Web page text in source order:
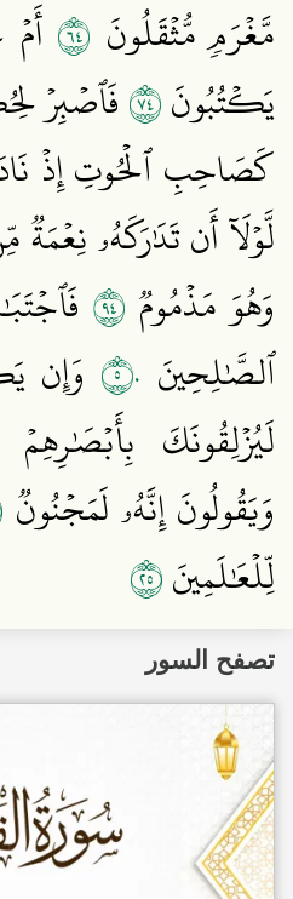
مَّغۡرَمٖ مُّثۡقَلُونَ ٤٦
يَكۡتُبُونَ٤٧فَٱصۡبِرۡ
كَصَاحِبِ ٱلۡحُوتِ إِذۡ
لَّوۡلَآ أَن تَدَٰرَكَهُۥ نِعۡمَةٞ
وَهُوَ مَذۡمُومٞ ٤٩
ٱلصَّٰلِحِينَ ٥٠ وَإِن
لَيُزۡلِقُونَكَ
وَيَقُولُونَ إِنَّهُۥ لَمَجۡنُونٞ
لِّلۡعَٰلَمِينَ٥٢
تصفح السور